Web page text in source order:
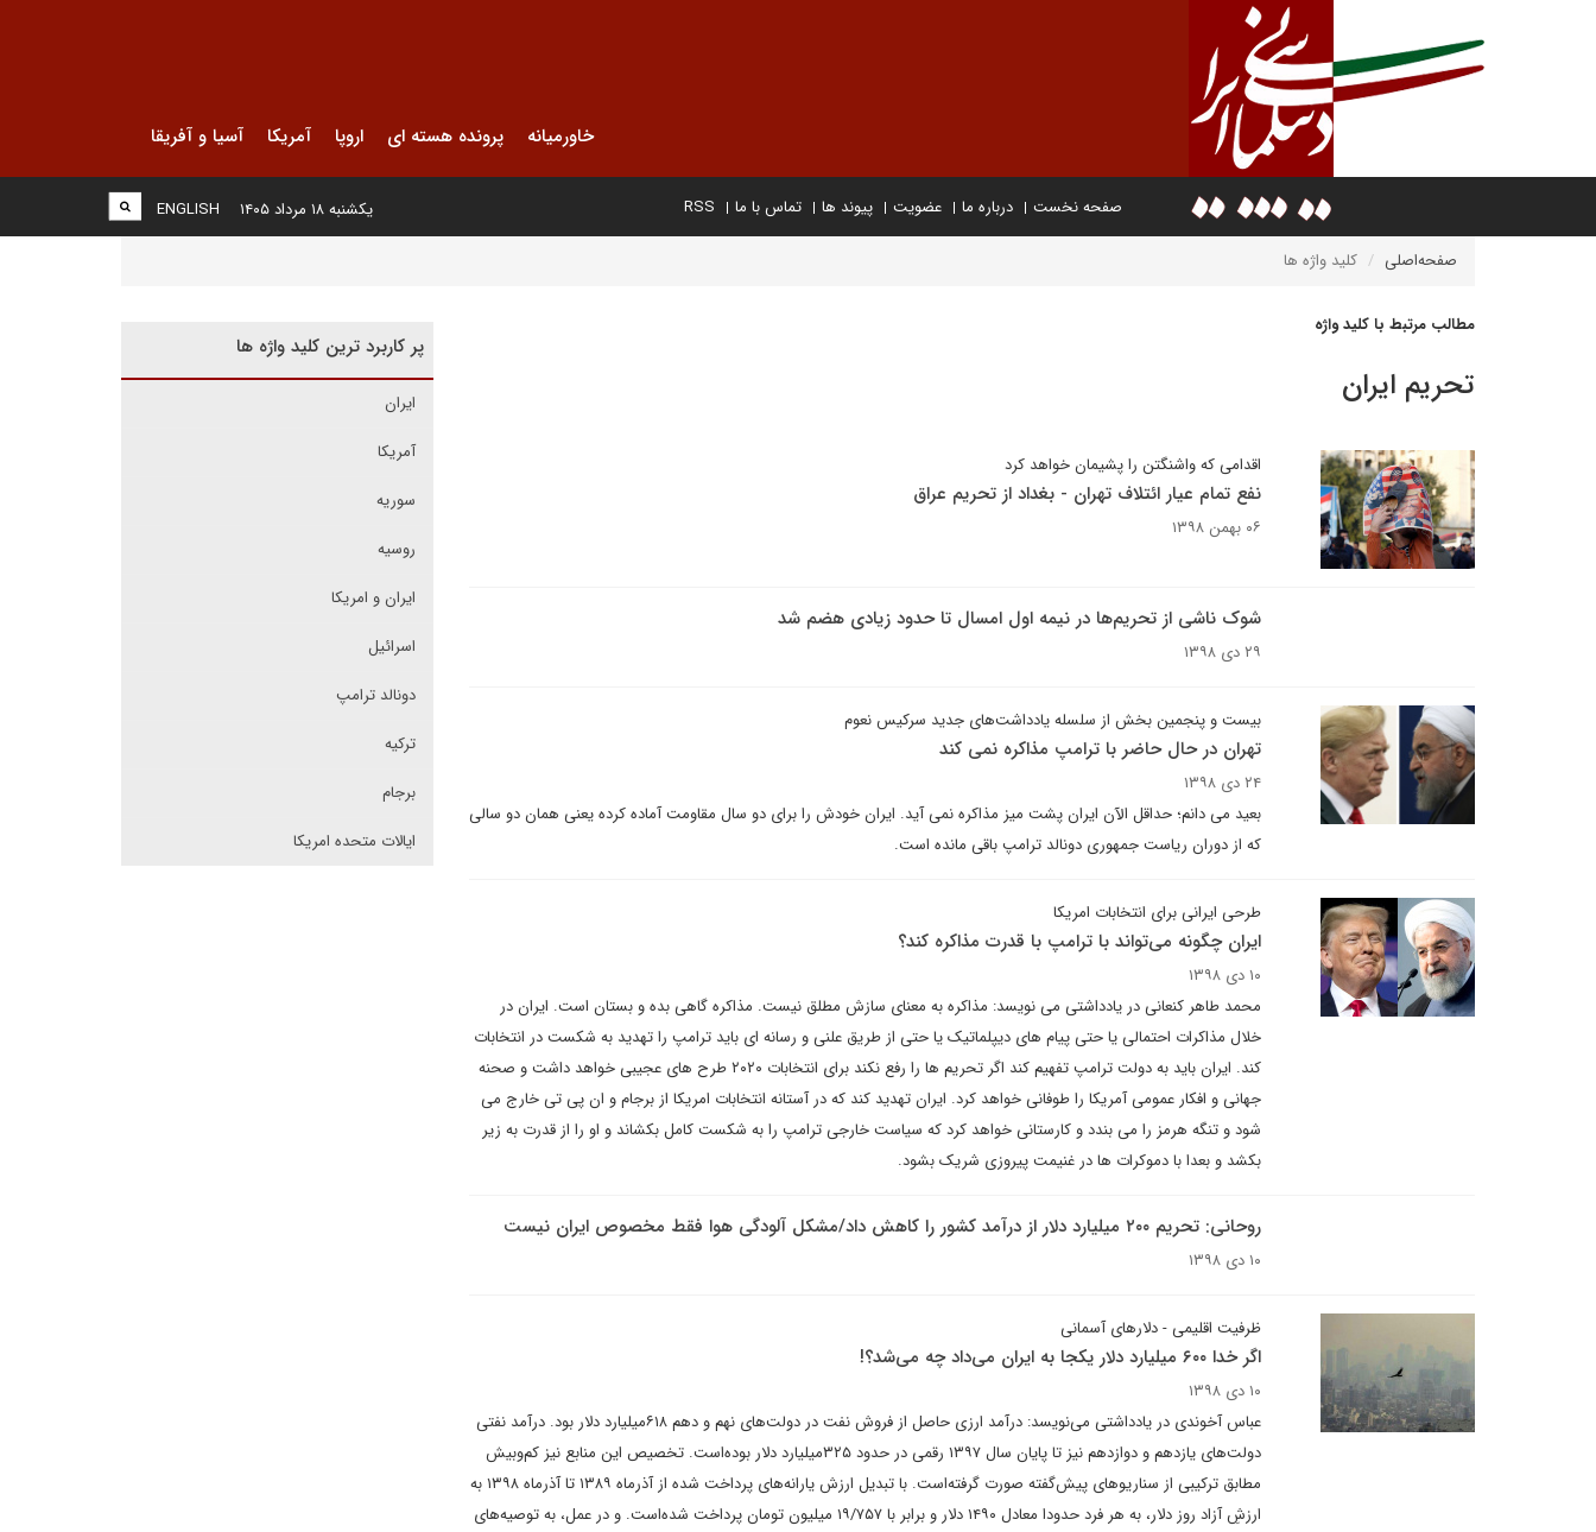
خاورمیانه پرونده هسته ای اروپا آمریکا آسیا و آفریقا
صفحه نخست درباره ما عضویت پیوند ها تماس با ما RSS
ENGLISH یکشنبه ۱۸ مرداد ۱۴۰۵
صفحه‌اصلی کلید واژه ها
مطالب مرتبط با کلید واژه
تحریم ایران
اقدامی که واشنگتن را پشیمان خواهد کرد
نفع تمام عیار ائتلاف تهران - بغداد از تحریم عراق
۰۶ بهمن ۱۳۹۸
شوک ناشی از تحریم‌ها در نیمه اول امسال تا حدود زیادی هضم شد
۲۹ دی ۱۳۹۸
بیست و پنجمین بخش از سلسله یادداشت‌های جدید سرکیس نعوم
تهران در حال حاضر با ترامپ مذاکره نمی کند
۲۴ دی ۱۳۹۸
بعید می دانم؛ حداقل الآن ایران پشت میز مذاکره نمی آید. ایران خودش را برای دو سال مقاومت آماده کرده یعنی همان دو سالی
که از دوران ریاست جمهوری دونالد ترامپ باقی مانده است.
طرحی ایرانی برای انتخابات امریکا
ایران چگونه می‌تواند با ترامپ با قدرت مذاکره کند؟
۱۰ دی ۱۳۹۸
محمد طاهر کنعانی در یادداشتی می نویسد: مذاکره به معنای سازش مطلق نیست. مذاکره گاهی بده و بستان است. ایران در
خلال مذاکرات احتمالی یا حتی پیام های دیپلماتیک یا حتی از طریق علنی و رسانه ای باید ترامپ را تهدید به شکست در انتخابات
کند. ایران باید به دولت ترامپ تفهیم کند اگر تحریم ها را رفع نکند برای انتخابات ۲۰۲۰ طرح های عجیبی خواهد داشت و صحنه
جهانی و افکار عمومی آمریکا را طوفانی خواهد کرد. ایران تهدید کند که در آستانه انتخابات امریکا از برجام و ان پی تی خارج می
شود و تنگه هرمز را می بندد و کارستانی خواهد کرد که سیاست خارجی ترامپ را به شکست کامل بکشاند و او را از قدرت به زیر
بکشد و بعدا با دموکرات ها در غنیمت پیروزی شریک بشود.
روحانی: تحریم ۲۰۰ میلیارد دلار از درآمد کشور را کاهش داد/مشکل آلودگی هوا فقط مخصوص ایران نیست
۱۰ دی ۱۳۹۸
ظرفیت اقلیمی - دلارهای آسمانی
اگر خدا ۶۰۰ میلیارد دلار یکجا به ایران می‌داد چه می‌شد؟!
۱۰ دی ۱۳۹۸
عباس آخوندی در یادداشتی می‌نویسد: درآمد ارزی حاصل از فروش نفت در دولت‌های نهم و دهم ۶۱۸میلیارد دلار بود. درآمد نفتی
دولت‌های یازدهم و دوازدهم نیز تا پایان سال ۱۳۹۷ رقمی در حدود ۳۲۵میلیارد دلار بوده‌است. تخصیص این منابع نیز کم‌وبیش
مطابق ترکیبی از سناریوهای پیش‌گفته صورت گرفته‌است. با تبدیل ارزش یارانه‌های پرداخت شده از آذرماه ۱۳۸۹ تا آذرماه ۱۳۹۸ به
ارزشِ آزاد روز دلار، به هر فرد حدودا معادل ۱۴۹۰ دلار و برابر با ۱۹/۷۵۷ میلیون تومان پرداخت شده‌است. و در عمل، به توصیه‌های
پر کاربرد ترین کلید واژه ها
ایران
آمریکا
سوریه
روسیه
ایران و امریکا
اسرائیل
دونالد ترامپ
ترکیه
برجام
ایالات متحده امریکا